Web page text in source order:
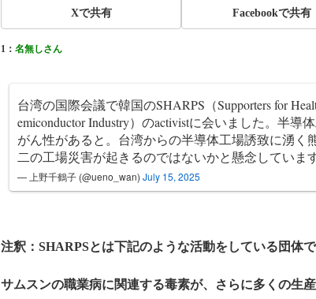
Xで共有 Facebookで共有
1： 名無しさん
台湾の国際会議で韓国のSHARPS（Supporters for
emiconductor Industry）のactivistに会いました。半導
がん性があると。台湾からの半導体工場誘致に湧く
二の工場災害が起きるのではないかと懸念しています
— 上野千鶴子 (@ueno_wan) July 15, 2025
注釈：SHARPSとは下記のような活動をしている団体
サムスンの職業病に関連する毒素が、さらに多くの生